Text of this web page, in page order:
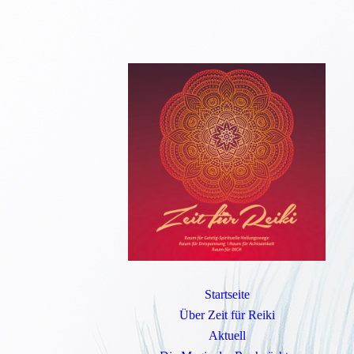
Startseite
Über Zeit für Reiki
Aktuell